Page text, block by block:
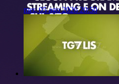
mer, 05 ago 2026 20:50